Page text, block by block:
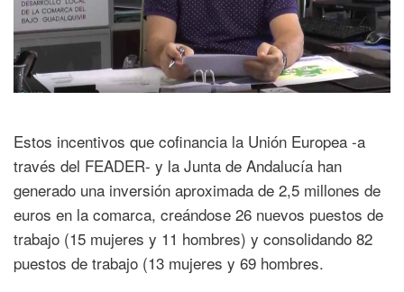
Estos incentivos que cofinancia la Unión Europea -a
través del FEADER- y la Junta de Andalucía han
generado una inversión aproximada de 2,5 millones de
euros en la comarca, creándose 26 nuevos puestos de
trabajo (15 mujeres y 11 hombres) y consolidando 82
puestos de trabajo (13 mujeres y 69 hombres.